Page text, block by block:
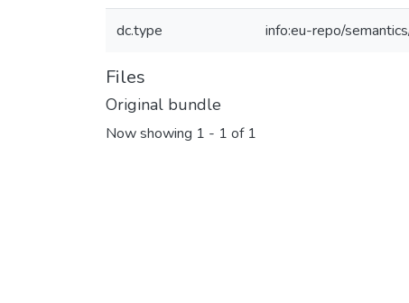
dc.type info:eu-repo/
Files
Original bundle
Now showing 1 - 1 of 1